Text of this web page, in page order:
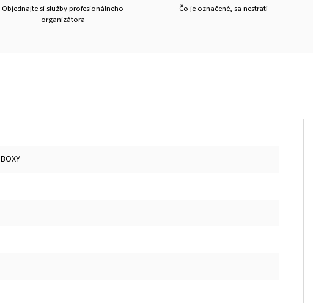
Objednajte si služby profesionálneho
organizátora
Čo je označené, sa nestratí